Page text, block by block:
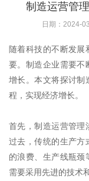
制造运营管
日期：2024-
随着科技的不断发
要。制造企业需要不
增长。本文将探讨制
程，实现经济增长。
首先，制造运营管理
过去，传统的生产方
的浪费、生产线瓶颈
需要采用先进的技术